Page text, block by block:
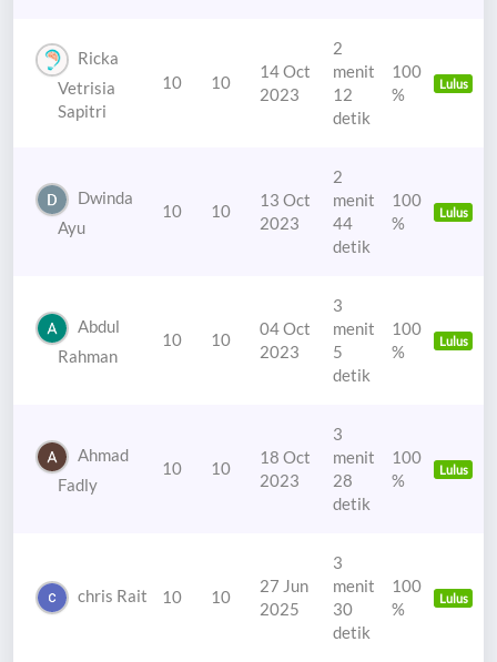
Ricka
Vetrisia
Sapitri
10 10
14 Oct
2023
2
menit
12
detik
100
%
Lulus
Dwinda
Ayu
10 10
13 Oct
2023
2
menit
44
detik
100
%
Lulus
Abdul
Rahman
10 10
04 Oct
2023
3
menit
5
detik
100
%
Lulus
Ahmad
Fadly
10 10
18 Oct
2023
3
menit
28
detik
100
%
Lulus
chris Rait 10 10
27 Jun
2025
3
menit
30
detik
100
%
Lulus